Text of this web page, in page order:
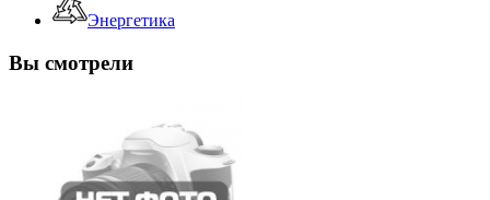
Энергетика
Вы смотрели